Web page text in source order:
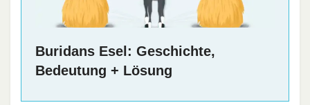
Buridans Esel: Geschichte,
Bedeutung + Lösung